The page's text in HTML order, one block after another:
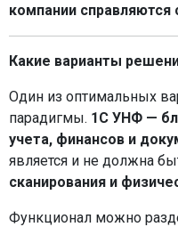
компании справляются
Какие варианты
Один из оптимальных
парадигмы. 1С УНФ —
учета, финансов и
является и не должна
сканирования и
Функционал можно